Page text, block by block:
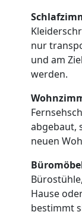
nur
und am
werden.
abgebaut,
neuen
Hause
bestimmt